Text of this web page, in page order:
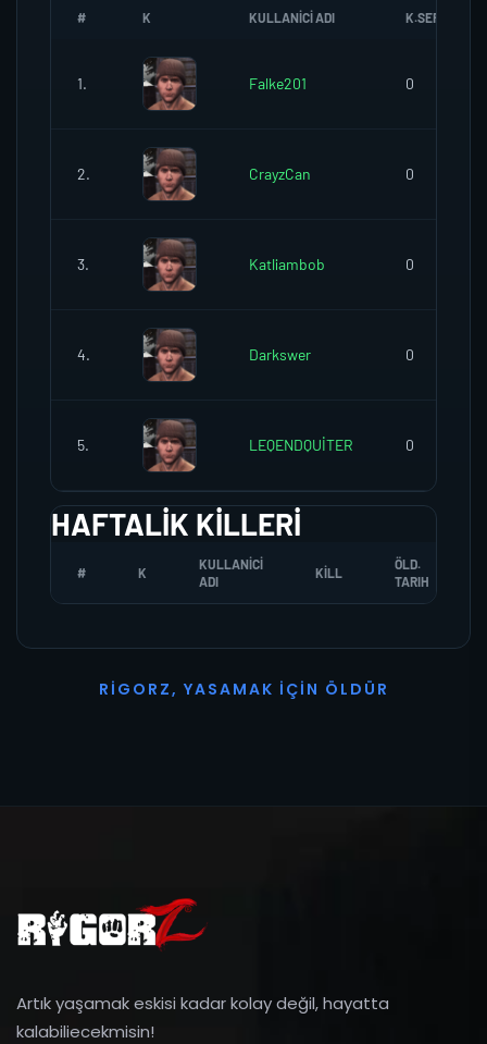
# K KULLANICI ADI K.SEREFI
1. Falke201 0
2. CrayzCan 0
3. Katliambob 0
4. Darkswer 0
5. LEQENDQUİTER 0
HAFTALIK KILLERI
# K
KULLANICI
ADI
KILL
ÖLD.
TARIH
R I G O R Z, YASAMAK İ ÇI N Ö L D Ü R
Artık yaşamak eskisi kadar kolay değil, hayatta
kalabiliecekmisin!